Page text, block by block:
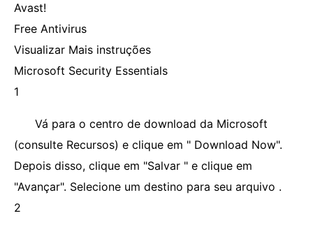
Avast!
Free Antivirus
Visualizar Mais instruções
Microsoft Security Essentials
1
Vá para o centro de download da Microsoft
(consulte Recursos) e clique em " Download Now".
Depois disso, clique em "Salvar " e clique em
"Avançar". Selecione um destino para seu arquivo .
2